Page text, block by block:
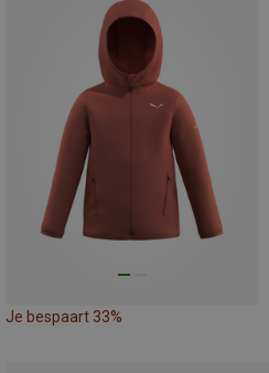
Je bespaart 33%